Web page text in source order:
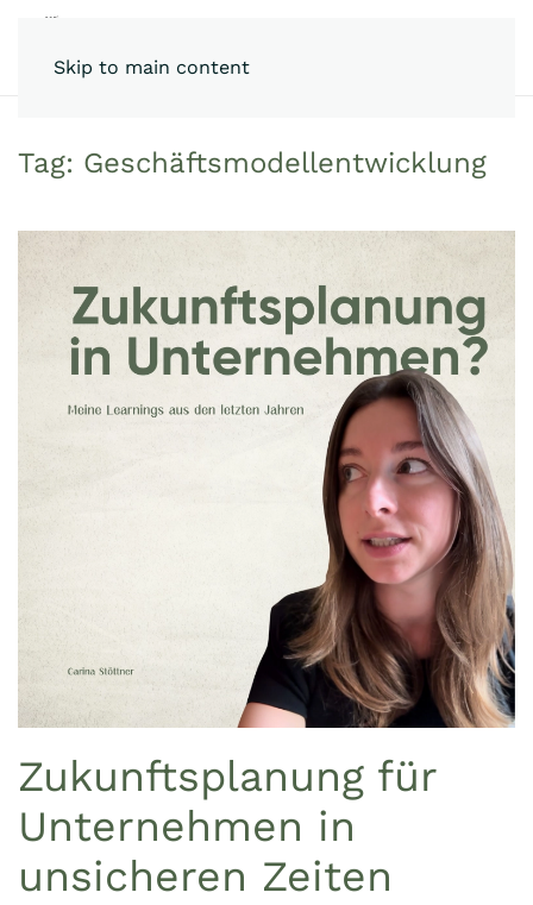
Skip to main content
Tag: Geschäftsmodellentwicklung
Zukunftsplanung für
Unternehmen in
unsicheren Zeiten